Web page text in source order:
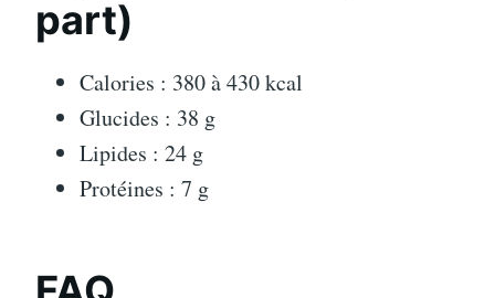
part)
Calories : 380 à 430 kcal
Glucides : 38 g
Lipides : 24 g
Protéines : 7 g